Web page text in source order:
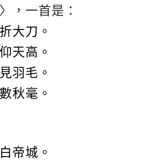
，一首是：
大刀。
天高。
羽毛。
秋毫。
帝城。